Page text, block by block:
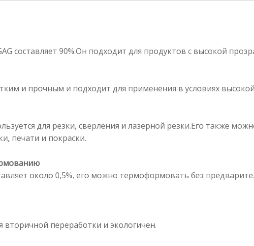
составляет 90%.Он подходит для продуктов с высокой
и прочным и подходит для применения в условиях
для резки, сверления и лазерной резки.Его также
печати и покраски.
около 0,5%, его можно термоформовать без
вторичной переработки и экологичен.